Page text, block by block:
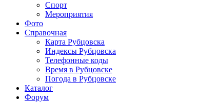
Спорт
Мероприятия
Фото
Справочная
Карта Рубцовска
Индексы Рубцовска
Телефонные коды
Время в Рубцовске
Погода в Рубцовске
Каталог
Форум